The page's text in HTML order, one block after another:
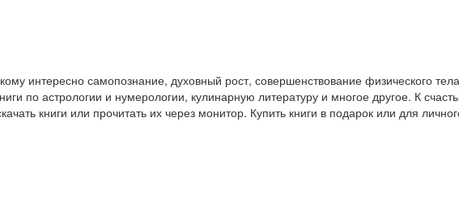
интересно самопознание, духовный рост, совершенствование физического
по астрологии и нумерологии, кулинарную литературу и многое другое. К
книги или прочитать их через монитор. Купить книги в подарок или для